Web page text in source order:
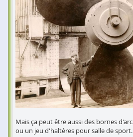
Mais ça peut être aussi des bornes
ou un jeu d'haltères pour salle de sport.